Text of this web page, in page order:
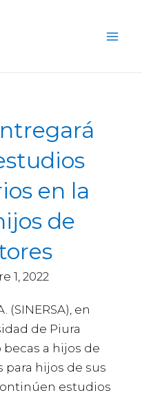
en la
de
1, 2022
(SINERSA), en
de Piura
becas a hijos de
para hijos de sus
estudios